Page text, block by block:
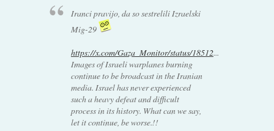
Iranci pravijo, da so sestrelili Izraelski
Mig-29
https://x.com/Gaza_Monitor/status/18512...
Images of Israeli warplanes burning
continue to be broadcast in the Iranian
media. Israel has never experienced
such a heavy defeat and difficult
process in its history. What can we say,
let it continue, be worse.!!